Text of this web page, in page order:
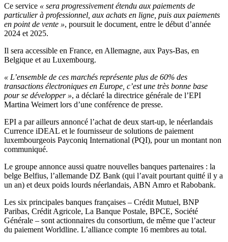
Ce service « sera progressivement étendu aux paiements de
particulier à professionnel, aux achats en ligne, puis aux paiements
en point de vente », poursuit le document, entre le début d’année
2024 et 2025.
Il sera accessible en France, en Allemagne, aux Pays-Bas, en
Belgique et au Luxembourg.
« L’ensemble de ces marchés représente plus de 60% des
transactions électroniques en Europe, c’est une très bonne base
pour se développer », a déclaré la directrice générale de l’EPI
Martina Weimert lors d’une conférence de presse.
EPI a par ailleurs annoncé l’achat de deux start-up, le néerlandais
Currence iDEAL et le fournisseur de solutions de paiement
luxembourgeois Payconiq International (PQI), pour un montant non
communiqué.
Le groupe annonce aussi quatre nouvelles banques partenaires : la
belge Belfius, l’allemande DZ Bank (qui l’avait pourtant quitté il y a
un an) et deux poids lourds néerlandais, ABN Amro et Rabobank.
Les six principales banques françaises – Crédit Mutuel, BNP
Paribas, Crédit Agricole, La Banque Postale, BPCE, Société
Générale – sont actionnaires du consortium, de même que l’acteur
du paiement Worldline. L’alliance compte 16 membres au total.